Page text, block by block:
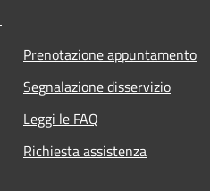
Prenotazione appuntamento
Segnalazione disservizio
Leggi le FAQ
Richiesta assistenza